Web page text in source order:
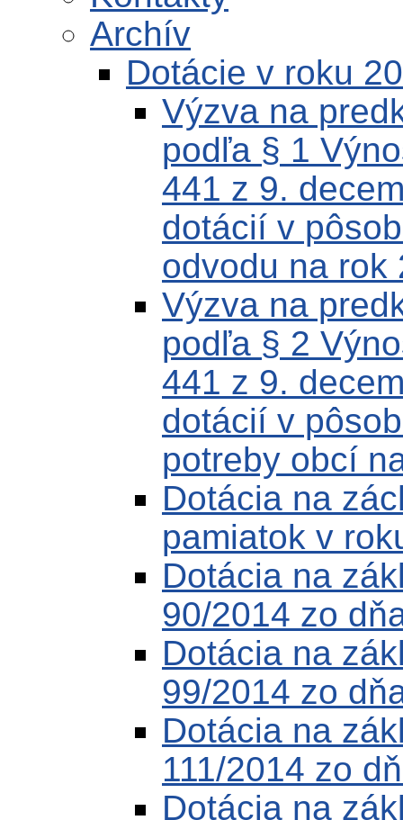
Archív
Dotácie v roku
Výzva na
podľa § 1
441 z 9.
dotácií v
odvodu na rok
Výzva na
podľa § 2
441 z 9.
dotácií v
potreby obcí
Dotácia na
pamiatok v
Dotácia na
90/2014 zo
Dotácia na
99/2014 zo
Dotácia na
111/2014 zo
Dotácia na